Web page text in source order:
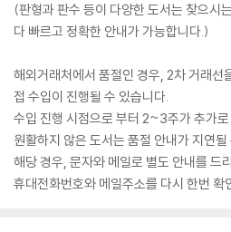
(판형과 판수 등이 다양한 도서는 찾으시
다 빠르고 정확한 안내가 가능합니다.)
해외거래처에서 품절인 경우, 2차 거래선
접 수입이 진행될 수 있습니다.
수입 진행 시점으로 부터 2~3주가 추가
원활하지 않은 도서는 품절 안내가 지연될
해당 경우, 문자와 메일로 별도 안내를 드
휴대전화번호와 메일주소를 다시 한번 확